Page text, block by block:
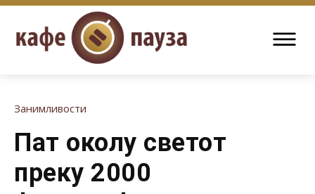
Занимливости
Пат околу светот
преку 2000